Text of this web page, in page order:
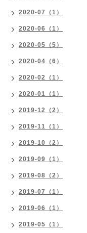
2020-07（1）
2020-06（1）
2020-05（5）
2020-04（6）
2020-02（1）
2020-01（1）
2019-12（2）
2019-11（1）
2019-10（2）
2019-09（1）
2019-08（2）
2019-07（1）
2019-06（1）
2019-05（1）